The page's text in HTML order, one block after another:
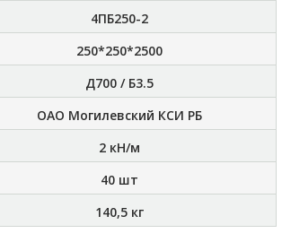
4ПБ250-2
250*250*2500
Д700 / Б3.5
ОАО Могилевский КСИ РБ
2 кН/м
40 шт
140,5 кг